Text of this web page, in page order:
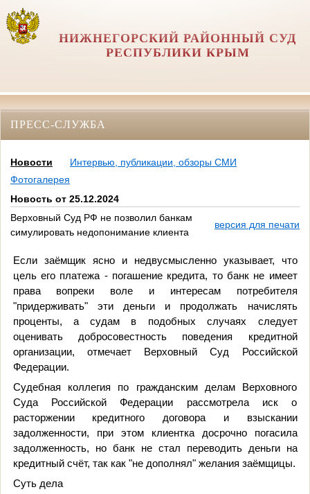
НИЖНЕГОРСКИЙ РАЙОННЫЙ СУД
РЕСПУБЛИКИ КРЫМ
ПРЕСС-СЛУЖБА
Новости
Интервью, публикации, обзоры СМИ
Фотогалерея
Новость от 25.12.2024
Верховный Суд РФ не позволил банкам
симулировать недопонимание клиента
версия для печати
Если заёмщик ясно и недвусмысленно указывает, что
цель его платежа - погашение кредита, то банк не имеет
права вопреки воле и интересам потребителя
"придерживать" эти деньги и продолжать начислять
проценты, а судам в подобных случаях следует
оценивать добросовестность поведения кредитной
организации, отмечает Верховный Суд Российской
Федерации.
Судебная коллегия по гражданским делам Верховного
Суда Российской Федерации рассмотрела иск о
расторжении кредитного договора и взыскании
задолженности, при этом клиентка досрочно погасила
задолженность, но банк не стал переводить деньги на
кредитный счёт, так как "не дополнял" желания заёмщицы.
Суть дела